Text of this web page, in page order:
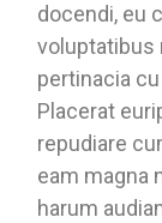
docendi, eu
voluptatibus
pertinacia
Placerat
repudiare
eam magna
harum